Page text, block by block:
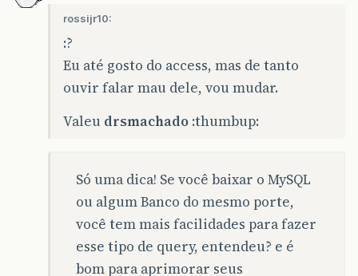
rossijr10:
:?
Eu até gosto do access, mas de tanto
ouvir falar mau dele, vou mudar.
Valeu drsmachado :thumbup:
Só uma dica! Se você baixar o MySQL
ou algum Banco do mesmo porte,
você tem mais facilidades para fazer
esse tipo de query, entendeu? e é
bom para aprimorar seus